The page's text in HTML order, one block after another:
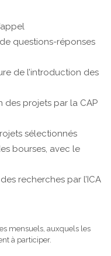
questions-réponses
de l’introduction des
des projets par la CAP
sélectionnés
bourses, avec le
recherches par l’ICA
mensuels, auxquels les
à participer.